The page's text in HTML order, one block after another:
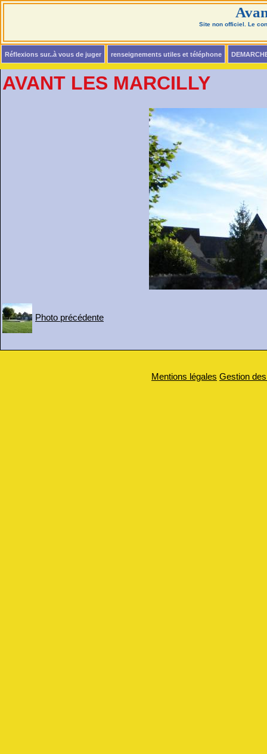
Site non officiel. Le
Réflexions sur..à vous de juger renseignements utiles et téléphone
AVANT LES MARCILLY
Photo précédente
Mentions légales Gestion